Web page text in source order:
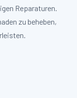
Reparaturen.
zu beheben,